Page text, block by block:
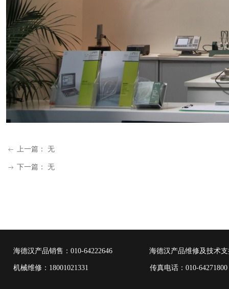
ꂃ 上一篇： 无
ꁹ 下一篇： 无
海德汉产品销售： 010-64222646 海德汉产品维修及技术
机械维修：18001021331 传真电话：